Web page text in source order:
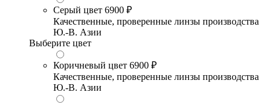
Серый цвет 6900 ₽
Качественные, проверенные линзы производства
Ю.-В. Азии
Выберите цвет
Коричневый цвет 6900 ₽
Качественные, проверенные линзы производства
Ю.-В. Азии